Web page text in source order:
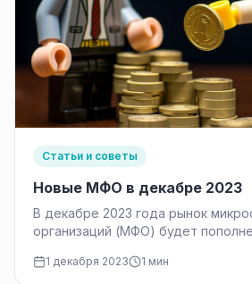
Статьи и советы
Новые МФО в декабре 2023
В декабре 2023 года рынок
организаций (МФО) будет
может…
1 декабря 2023 1 мин